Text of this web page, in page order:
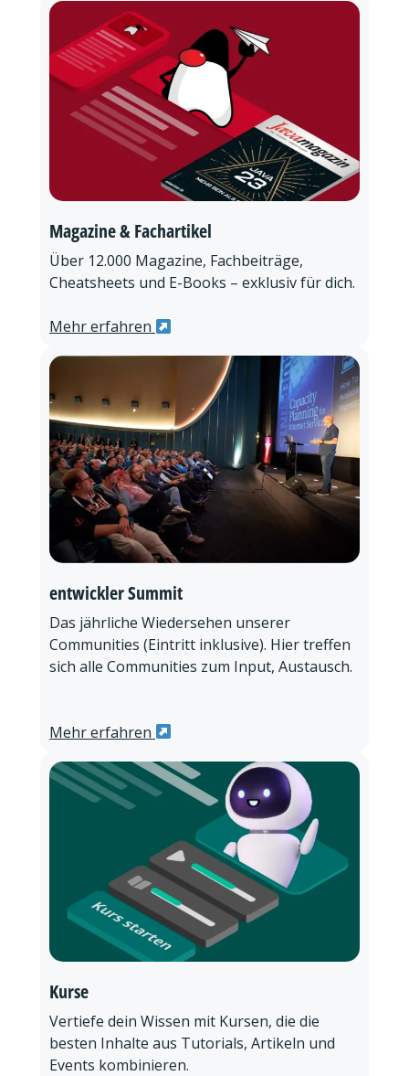
Magazine & Fachartikel
Über 12.000 Magazine, Fachbeiträge,
Cheatsheets und E-Books – exklusiv für dich.
Mehr erfahren
entwickler Summit
Das jährliche Wiedersehen unserer
Communities (Eintritt inklusive). Hier treffen
sich alle Communities zum Input, Austausch.
Mehr erfahren
Kurse
Vertiefe dein Wissen mit Kursen, die die
besten Inhalte aus Tutorials, Artikeln und
Events kombinieren.